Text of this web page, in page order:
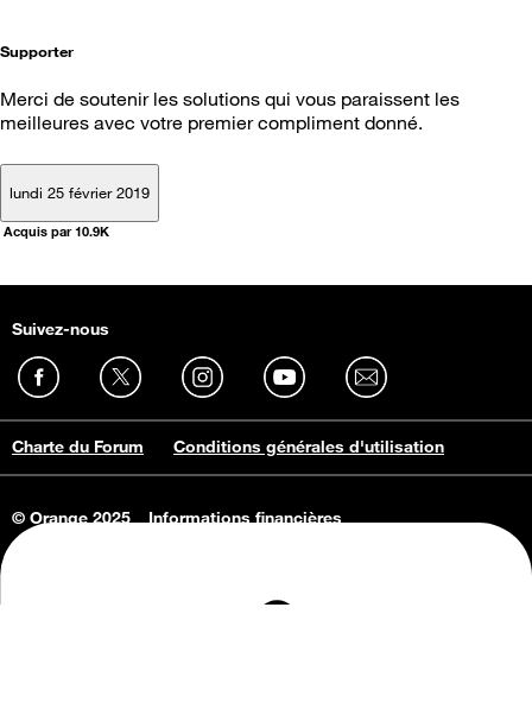
Supporter
Merci de soutenir les solutions qui vous paraissent les
meilleures avec votre premier compliment donné.
lundi 25 février 2019
Acquis par 10.9K
Suivez-nous
Charte du Forum Conditions générales d'utilisation
© Orange 2025
Informations financières